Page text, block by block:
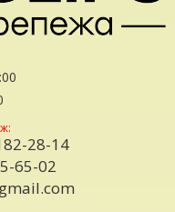
28-14
65-02